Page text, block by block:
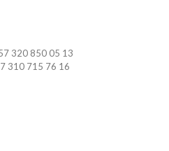
320 850 05 13
310 715 76 16